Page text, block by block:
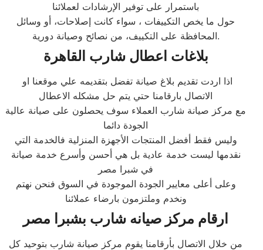
باستمرار على توفير الإرشادات لعملائنا
حول ما يخص التكييفات ، سواء كانت إصلاحات، أو وسائل
المحافظة على التكييف، من نصائح وصيانة دورية.
بلاغات اعطال شارب القاهرة
الاتصال بارقامنا حتي يتم حل مشكله الاعطال
مع مركز صيانة شارب العملاء سوف يحصلون على صيانة عالية
الجودة دائما
وليس فقط أفضل المنتجات الأجهزة المنزلية فالخدمة التي
نقدمها ليست خدمة عادية بل هي أحسن وأسرع خدمة صيانة
في شبرا مصر
وعلى أعلى معايير الجودة الموجودة في السوق فنحن نهتم
ونخدم وملتزمون بارضاء عملائنا
ارقام مركز صيانه شارب بشبرا مصر
من خلال الاتصال بأرقامنا يقوم مركز صيانة شارب بتوحيد كل